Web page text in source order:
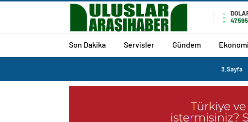
Son Dakika Servisler Gündem Ekonomi
3.Sayfa